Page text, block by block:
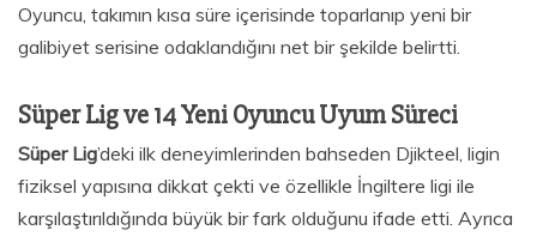
Oyuncu, takımın kısa süre içerisinde toparlanıp yeni bir
galibiyet serisine odaklandığını net bir şekilde belirtti.
Süper Lig ve 14 Yeni Oyuncu Uyum Süreci
Süper Lig’deki ilk deneyimlerinden bahseden Djikteel, ligin
fiziksel yapısına dikkat çekti ve özellikle İngiltere ligi ile
karşılaştırıldığında büyük bir fark olduğunu ifade etti. Ayrıca